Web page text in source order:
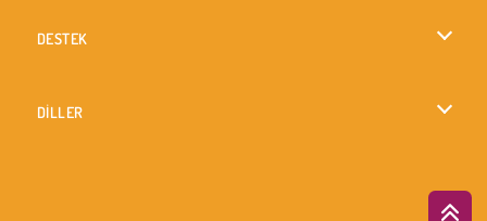
DESTEK
DİLLER